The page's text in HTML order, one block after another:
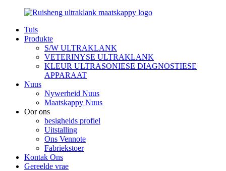
Tuis
Produkte
S/W ULTRAKLANK
VETERINYSE ULTRAKLANK
KLEUR ULTRASONIESE DIAGNOSTIESE
APPARAAT
Nuus
Nywerheid Nuus
Maatskappy Nuus
Oor ons
besigheids profiel
Uitstalling
Ons Vennote
Fabriekstoer
Kontak Ons
Gereelde vrae